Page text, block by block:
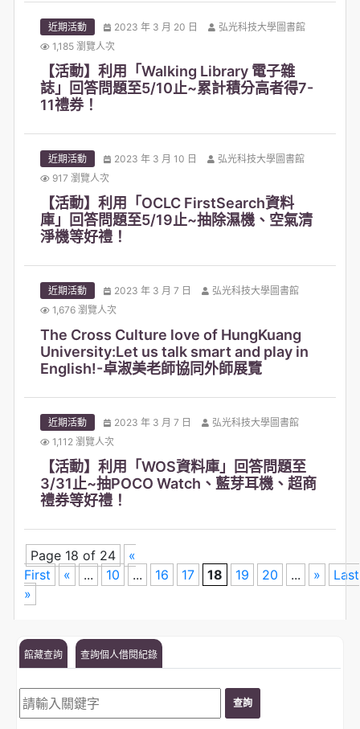
近期活動 2023 年 3 月 20 日
弘光科技大學圖書館
1,185 瀏覽人次
【活動】利用「Walking Library 電子雜
誌」回答問題至5/10止~累計積分高者得7-
11禮券！
近期活動 2023 年 3 月 10 日
弘光科技大學圖書館
917 瀏覽人次
【活動】利用「OCLC FirstSearch資料
庫」回答問題至5/19止~抽除濕機、空氣清
淨機等好禮！
近期活動 2023 年 3 月 7 日
弘光科技大學圖書館
1,676 瀏覽人次
The Cross Culture love of HungKuang
University:Let us talk smart and play in
English!-卓淑美老師協同外師展覽
近期活動 2023 年 3 月 7 日
弘光科技大學圖書館
1,112 瀏覽人次
【活動】利用「WOS資料庫」回答問題至
3/31止~抽POCO Watch、藍芽耳機、超商
禮券等好禮！
Page 18 of 24
«
First
« ... 10 ... 16 17 18 19 20 ... »
Last
»
館藏查詢 查詢個人借閱紀錄